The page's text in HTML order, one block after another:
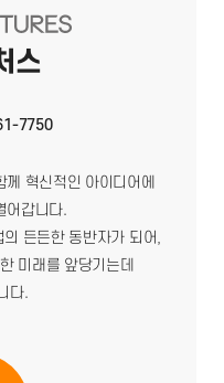
스
7750
혁신적인 아이디어에
어갑니다.
든든한 동반자가 되어,
미래를 앞당기는데
다.